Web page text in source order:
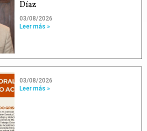
Díaz
03/08/2026
Leer más »
03/08/2026
Leer más »